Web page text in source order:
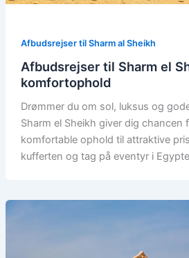
Afbudsrejser til Sharm al Sheikh
Afbudsrejser til Sharm el
komfortophold
Drømmer du om sol, luksus og
Sharm el Sheikh giver dig chancen
komfortable ophold til attraktive
kufferten og tag på eventyr i